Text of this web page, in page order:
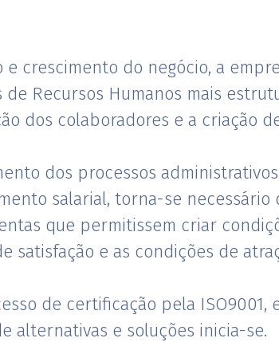
e crescimento do negócio, a
Recursos Humanos mais
dos colaboradores e a criação
dos processos
salarial, torna-se
que permitissem criar
satisfação e as condições de
de certificação pela
alternativas e soluções inicia-se.